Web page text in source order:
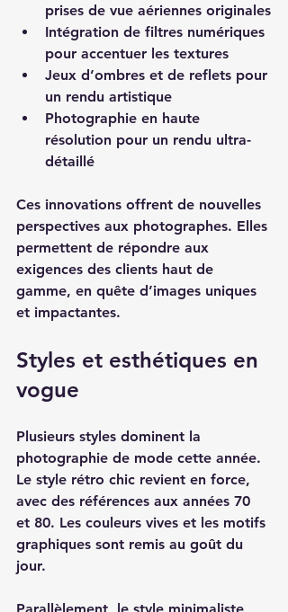
prises de vue aériennes originales
Intégration de filtres numériques
pour accentuer les textures
Jeux d’ombres et de reflets pour
un rendu artistique
Photographie en haute
résolution pour un rendu ultra-
détaillé
Ces innovations offrent de nouvelles
perspectives aux photographes. Elles
permettent de répondre aux
exigences des clients haut de
gamme, en quête d’images uniques
et impactantes.
Styles et esthétiques en
vogue
Plusieurs styles dominent la
photographie de mode cette année.
Le style rétro chic revient en force,
avec des références aux années 70
et 80. Les couleurs vives et les motifs
graphiques sont remis au goût du
jour.